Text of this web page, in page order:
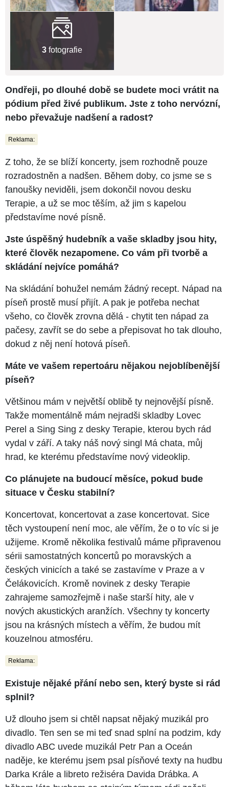
3 fotografie
Ondřeji, po dlouhé době se budete moci vrátit na
pódium před živé publikum. Jste z toho nervózní,
nebo převažuje nadšení a radost?
Reklama:
Z toho, že se blíží koncerty, jsem rozhodně pouze
rozradostněn a nadšen. Během doby, co jsme se s
fanoušky neviděli, jsem dokončil novou desku
Terapie, a už se moc těším, až jim s kapelou
představíme nové písně.
Jste úspěšný hudebník a vaše skladby jsou hity,
které člověk nezapomene. Co vám při tvorbě a
skládání nejvíce pomáhá?
Na skládání bohužel nemám žádný recept. Nápad na
píseň prostě musí přijít. A pak je potřeba nechat
všeho, co člověk zrovna dělá - chytit ten nápad za
pačesy, zavřít se do sebe a přepisovat ho tak dlouho,
dokud z něj není hotová píseň.
Máte ve vašem repertoáru nějakou nejoblíbenější
píseň?
Většinou mám v největší oblibě ty nejnovější písně.
Takže momentálně mám nejradši skladby Lovec
Perel a Sing Sing z desky Terapie, kterou bych rád
vydal v září. A taky náš nový singl Má chata, můj
hrad, ke kterému představíme nový videoklip.
Co plánujete na budoucí měsíce, pokud bude
situace v Česku stabilní?
Koncertovat, koncertovat a zase koncertovat. Sice
těch vystoupení není moc, ale věřím, že o to víc si je
užijeme. Kromě několika festivalů máme připravenou
sérii samostatných koncertů po moravských a
českých vinicích a také se zastavíme v Praze a v
Čelákovicích. Kromě novinek z desky Terapie
zahrajeme samozřejmě i naše starší hity, ale v
nových akustických aranžích. Všechny ty koncerty
jsou na krásných místech a věřím, že budou mít
kouzelnou atmosféru.
Reklama:
Existuje nějaké přání nebo sen, který byste si rád
splnil?
Už dlouho jsem si chtěl napsat nějaký muzikál pro
divadlo. Ten sen se mi teď snad splní na podzim, kdy
divadlo ABC uvede muzikál Petr Pan a Oceán
naděje, ke kterému jsem psal písňové texty na hudbu
Darka Krále a libreto režiséra Davida Drábka. A